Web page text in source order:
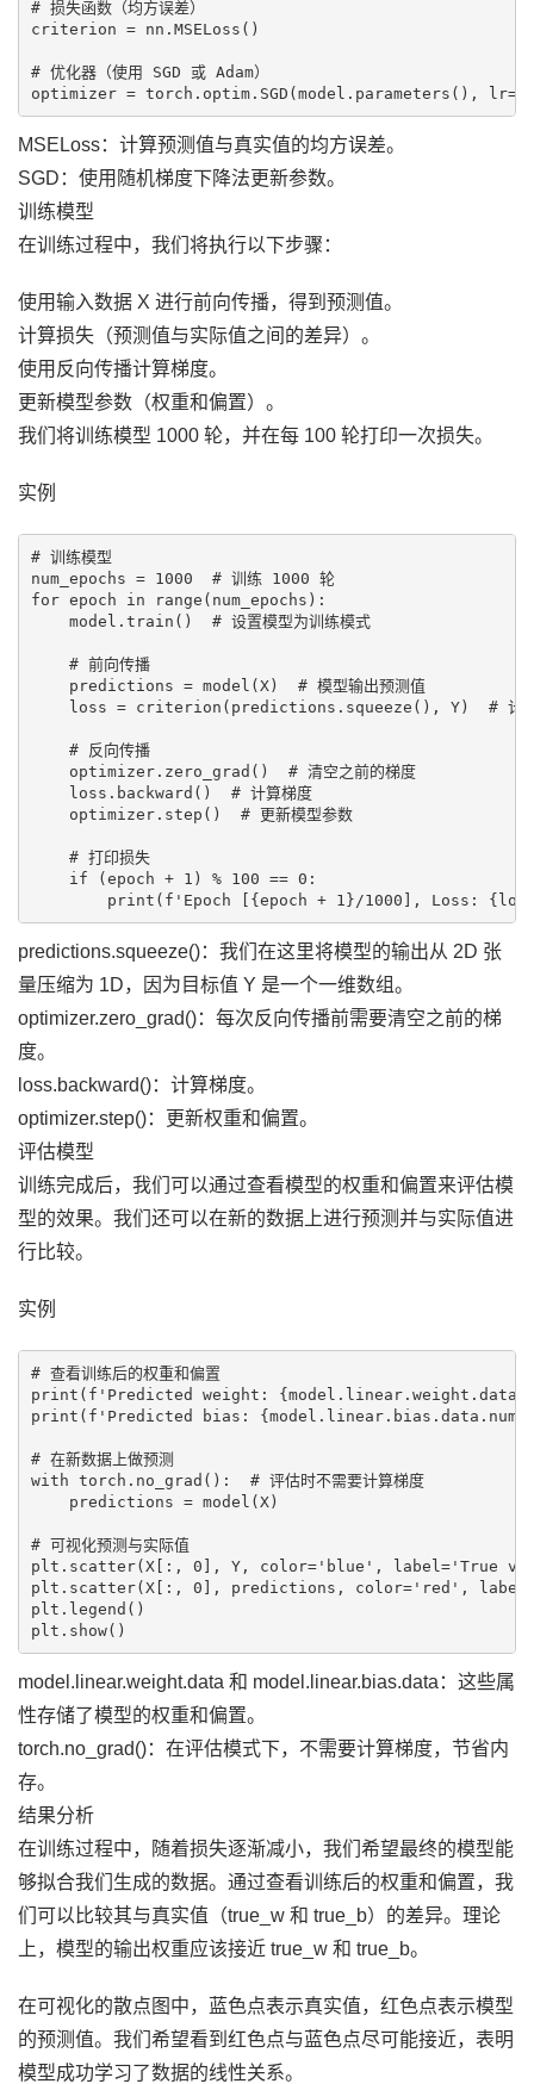
# 损失函数（均方误差）
criterion = nn.MSELoss()
# 优化器（使用 SGD 或 Adam）
MSELoss：计算预测值与真实值的均方误差。
SGD：使用随机梯度下降法更新参数。
训练模型
在训练过程中，我们将执行以下步骤：
使用输入数据 X 进行前向传播，得到预测值。
计算损失（预测值与实际值之间的差异）。
使用反向传播计算梯度。
更新模型参数（权重和偏置）。
我们将训练模型 1000 轮，并在每 100 轮打印一次损失。
实例
# 训练模型
num_epochs = 1000  # 训练 1000 轮
for epoch in range(num_epochs):
    model.train()  # 设置模型为训练模式
    # 前向传播
    predictions = model(X)  # 模型输出预测值
loss = criterion(predictions.squeeze(), Y)  # 计算
    # 反向传播
    optimizer.zero_grad()  # 清空之前的梯度
    loss.backward()  # 计算梯度
    optimizer.step()  # 更新模型参数
    # 打印损失
    if (epoch + 1) % 100 == 0:
predictions.squeeze()：我们在这里将模型的输出从 2D 张
量压缩为 1D，因为目标值 Y 是一个一维数组。
optimizer.zero_grad()：每次反向传播前需要清空之前的梯
度。
loss.backward()：计算梯度。
optimizer.step()：更新权重和偏置。
评估模型
训练完成后，我们可以通过查看模型的权重和偏置来评估模
型的效果。我们还可以在新的数据上进行预测并与实际值进
行比较。
实例
# 查看训练后的权重和偏置
print(f'Predicted weight:
print(f'Predicted bias:
# 在新数据上做预测
with torch.no_grad():  # 评估时不需要计算梯度
    predictions = model(X)
# 可视化预测与实际值
plt.scatter(X[:, 0], Y, color='blue', label='True
plt.scatter(X[:, 0], predictions, color='red',
plt.legend()
model.linear.weight.data 和 model.linear.bias.data：这些属
性存储了模型的权重和偏置。
torch.no_grad()：在评估模式下，不需要计算梯度，节省内
存。
结果分析
在训练过程中，随着损失逐渐减小，我们希望最终的模型能
够拟合我们生成的数据。通过查看训练后的权重和偏置，我
们可以比较其与真实值（true_w 和 true_b）的差异。理论
上，模型的输出权重应该接近 true_w 和 true_b。
在可视化的散点图中，蓝色点表示真实值，红色点表示模型
的预测值。我们希望看到红色点与蓝色点尽可能接近，表明
模型成功学习了数据的线性关系。